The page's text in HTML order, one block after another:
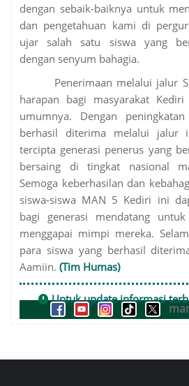
dengan sebaik-baiknya untuk
dan pengetahuan kami di
ujar salah satu siswa yang
dengan senyum bahagia.
Penerimaan melalui jalur
harapan bagi masyarakat
umumnya. Dengan
berhasil diterima melalui jalur
tercipta generasi penerus yang
bersaing di tingkat nasional
Semoga keberhasilan dan
siswa-siswa MAN 5 Kediri ini
bagi generasi mendatang
menggapai mimpi mereka.
para siswa yang berhasil
Aamiin. (Tim Humas)
Untuk update informasi